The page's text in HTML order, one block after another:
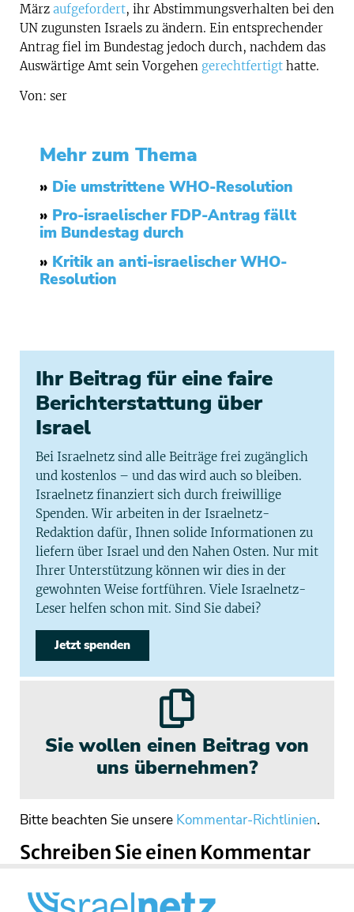
März aufgefordert, ihr Abstimmungsverhalten bei den
UN zugunsten Israels zu ändern. Ein entsprechender
Antrag fiel im Bundestag jedoch durch, nachdem das
Auswärtige Amt sein Vorgehen gerechtfertigt hatte.
Von: ser
Mehr zum Thema
» Die umstrittene WHO-Resolution
» Pro-israelischer FDP-Antrag fällt
im Bundestag durch
» Kritik an anti-israelischer WHO-
Resolution
Ihr Beitrag für eine faire
Berichterstattung über
Israel
Bei Israelnetz sind alle Beiträge frei zugänglich
und kostenlos – und das wird auch so bleiben.
Israelnetz finanziert sich durch freiwillige
Spenden. Wir arbeiten in der Israelnetz-
Redaktion dafür, Ihnen solide Informationen zu
liefern über Israel und den Nahen Osten. Nur mit
Ihrer Unterstützung können wir dies in der
gewohnten Weise fortführen. Viele Israelnetz-
Leser helfen schon mit. Sind Sie dabei?
Jetzt spenden
Sie wollen einen Beitrag von
uns übernehmen?
Bitte beachten Sie unsere Kommentar-Richtlinien.
Schreiben Sie einen Kommentar